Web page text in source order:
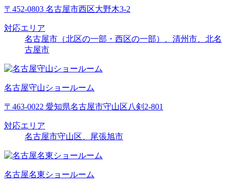
〒452-0803 名古屋市西区大野木3-2
対応エリア
名古屋市（北区の一部・西区の一部）、清州市、北名
古屋市
名古屋守山ショールーム
〒463-0022 愛知県名古屋市守山区八剣2-801
対応エリア
名古屋市守山区、尾張旭市
名古屋名東ショールーム